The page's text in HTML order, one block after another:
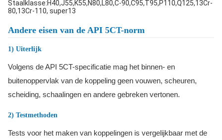
Staalklasse:H40,J55,K55,N80,L80,C-90,C95,T95,P110,Q125,13Cr-
80,13Cr-110, super13
Andere eisen van de API 5CT-norm
1) Uiterlijk
Volgens de API 5CT-specificatie mag het binnen- en
buitenoppervlak van de koppeling geen vouwen, scheuren,
scheiding, schaalingen en andere gebreken vertonen.
2) Testmethoden
Tests voor het maken van koppelingen is vergelijkbaar met de